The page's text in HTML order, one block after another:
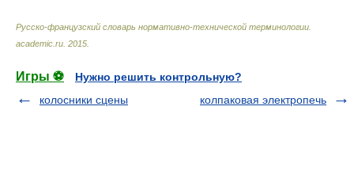
Русско-французский словарь нормативно-технической терминологии
academic.ru 2015
Игры ⚽
Нужно решить контрольную?
колосники сцены
колпаковая электропечь